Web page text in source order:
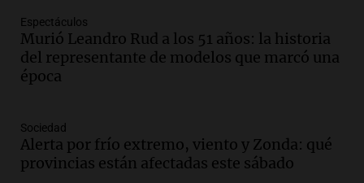
Episodios
Audio.Casabindo se prepara para una
celebración única: 30.000 turistas y el
Episodios
Audio. Borges, abogada de Pourrain:
"Tres hombres se lo llevaron para
Espectáculos
Murió Leandro Rud a los 51 años: la historia
del representante de modelos que marcó una
época
Sociedad
Alerta por frío extremo, viento y Zonda: qué
provincias están afectadas este sábado